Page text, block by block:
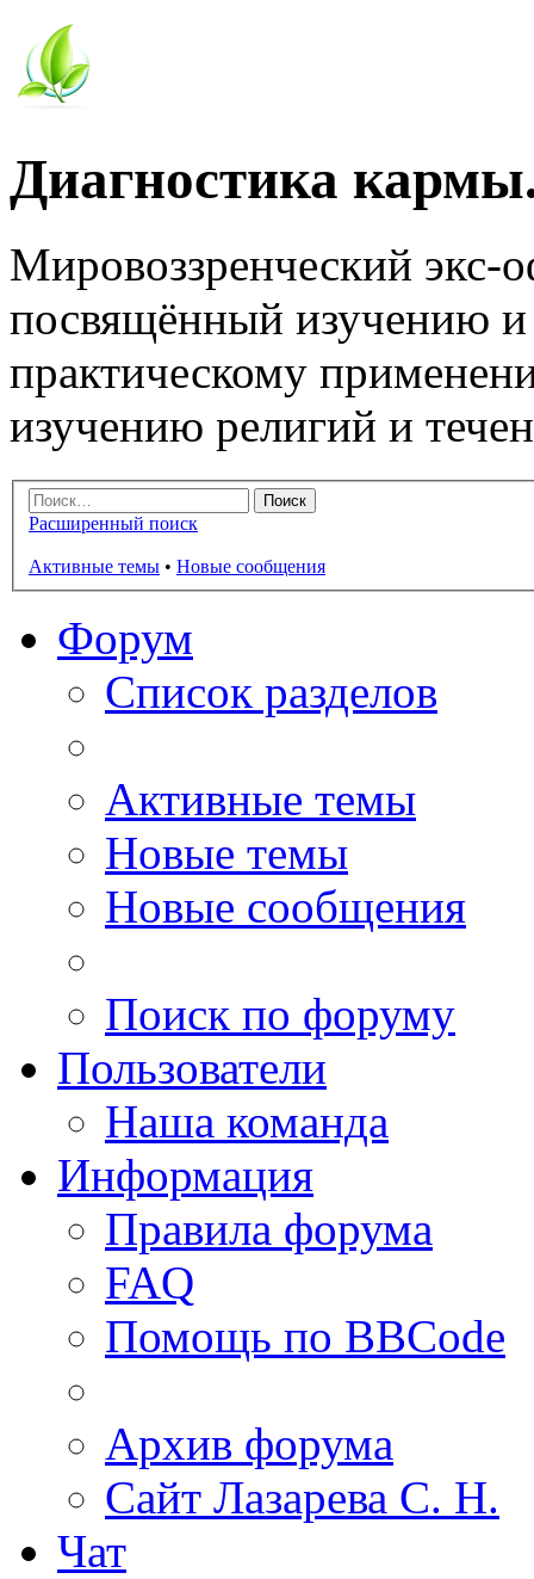
Диагностика
Мировоззренческий
посвящённый изучению
практическому
изучению религий и
Расширенный поиск
Активные темы • Новые сообщения
Форум
Список разделов
Активные темы
Новые темы
Новые сообщения
Поиск по форуму
Пользователи
Наша команда
Информация
Правила форума
FAQ
Помощь по BBCode
Архив форума
Сайт Лазарева С. Н.
Чат